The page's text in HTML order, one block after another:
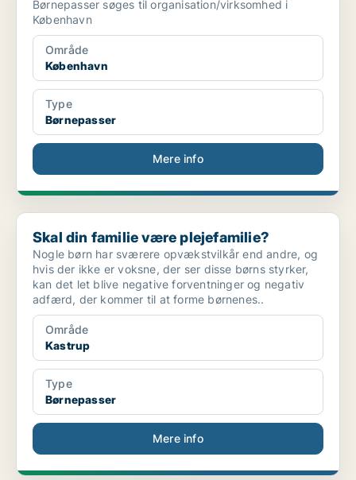
Børnepasser søges til organisation/virksomhed i
København
Område
København
Type
Børnepasser
Mere info
Skal din familie være plejefamilie?
Skal din familie være plejefamilie?
Nogle børn har sværere opvækstvilkår end andre, og
hvis der ikke er voksne, der ser disse børns styrker,
kan det let blive negative forventninger og negativ
adfærd, der kommer til at forme børnenes..
Område
Kastrup
Type
Børnepasser
Mere info